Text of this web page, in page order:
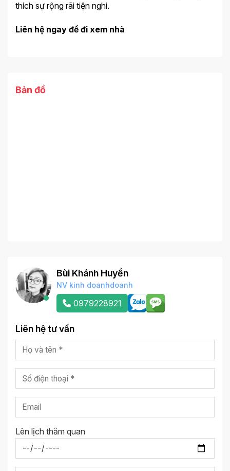
thích sự rộng rãi tiện nghi.
Liên hệ ngay để đi xem nhà
Bản đồ
Bùi Khánh Huyền
NV kinh doanhdoanh
0979228921
Liên hệ tư vấn
Lên lịch thăm quan